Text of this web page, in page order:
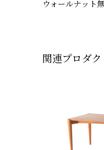
ウォールナット
関連プロダク